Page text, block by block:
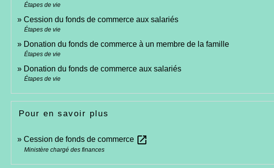
Étapes de vie
Cession du fonds de commerce aux salariés
Étapes de vie
Donation du fonds de commerce à un membre de la famille
Étapes de vie
Donation du fonds de commerce aux salariés
Étapes de vie
Pour en savoir plus
Cession de fonds de commerce open_in_new
Ministère chargé des finances